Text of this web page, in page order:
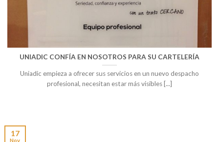
UNIADIC CONFÍA EN NOSOTROS PARA SU CARTELERÍA
Uniadic empieza a ofrecer sus servicios en un nuevo despacho
profesional, necesitan estar más visibles [...]
17
Nov